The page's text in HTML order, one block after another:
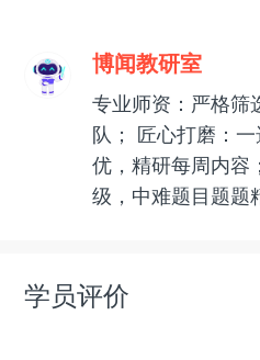
博闻教研室
专业师资：严格筛
队； 匠心打磨：
优，精研每周内容
级，中难题目题题
学员评价